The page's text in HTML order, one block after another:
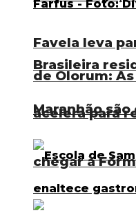
Favela leva
de Olorum:
Maranhão
Brasileira
acelera para
chegar à